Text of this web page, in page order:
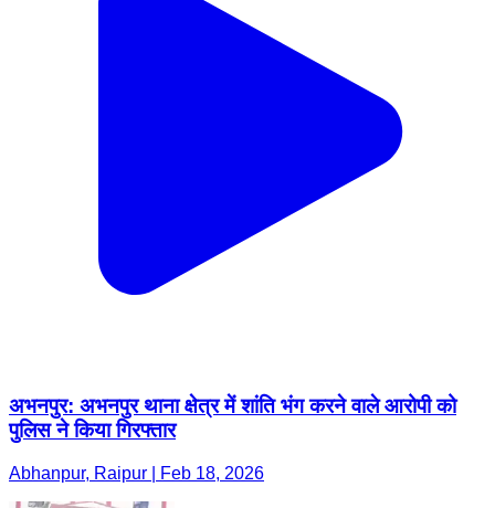
अभनपुर: अभनपुर थाना क्षेत्र में शांति भंग करने वाले आरोपी को
पुलिस ने किया गिरफ्तार
Abhanpur, Raipur | Feb 18, 2026